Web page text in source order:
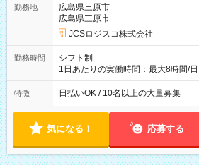
万円／週6日稼働 ・地方郊外エリア 月収40万円／週5日稼働 月
収40万円~50万円／週6日稼働 ＜モデルイメージ＞ ■月収50万
円 (27歳男性/江東区在住)※元建築関
(日休み) ■月収80万円(43歳男性/墨田区在住)※元営業 1日200個
勤務地
広島県三原市
広島県三原市
JCSロジスコ株式会社
勤務時間
シフト制
1日あたりの実働時間：最大8時間/
働8時間） ※週5日勤務（場所次第
によって時間外での勤務可能性有り
特徴 日払いOK / 10名以上の大量募集
気になる！ 応募する